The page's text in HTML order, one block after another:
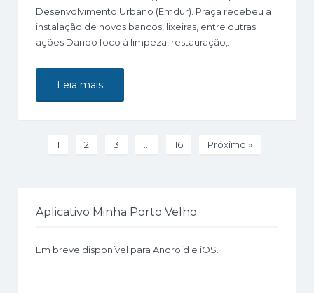
Desenvolvimento Urbano (Emdur). Praça recebeu a
instalação de novos bancos, lixeiras, entre outras
ações Dando foco à limpeza, restauração,…
Leia mais
1 2 3 16 Próximo »
Aplicativo Minha Porto Velho
Em breve disponível para Android e iOS.